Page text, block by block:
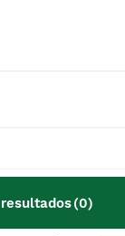
(0)